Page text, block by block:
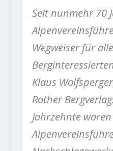
Seit nunmehr 70
Wegweiser für alle
Klaus
Rother
Jahrzehnte